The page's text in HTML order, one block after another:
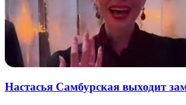
Настасья Самбурская выходит